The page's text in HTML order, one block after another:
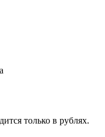
только в рублях.